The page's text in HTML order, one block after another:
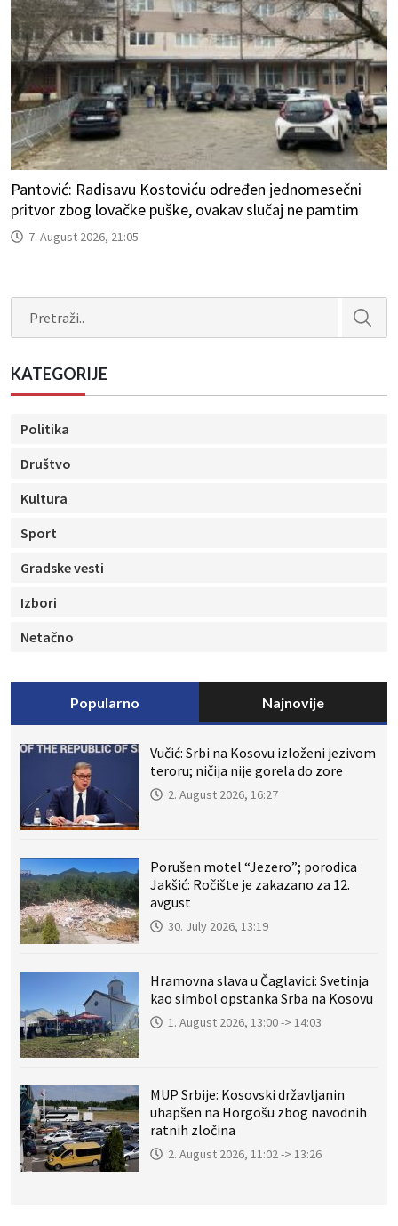
Pantović: Radisavu Kostoviću određen jednomesečni
pritvor zbog lovačke puške, ovakav slučaj ne pamtim
7. August 2026, 21:05
KATEGORIJE
Politika
Društvo
Kultura
Sport
Gradske vesti
Izbori
Netačno
Popularno Najnovije
Vučić: Srbi na Kosovu izloženi jezivom
teroru; ničija nije gorela do zore
2. August 2026, 16:27
Porušen motel “Jezero”; porodica
Jakšić: Ročište je zakazano za 12.
avgust
30. July 2026, 13:19
Hramovna slava u Čaglavici: Svetinja
kao simbol opstanka Srba na Kosovu
1. August 2026, 13:00 -> 14:03
MUP Srbije: Kosovski državljanin
uhapšen na Horgošu zbog navodnih
ratnih zločina
2. August 2026, 11:02 -> 13:26